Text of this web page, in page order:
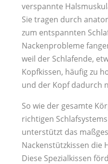
verspannte
Sie tragen durch
zum entspannten
Nackenprobleme
weil der Schlafende,
Kopfkissen, häufig zu
und der Kopf dadurch
So wie der gesamte
richtigen
unterstützt das
Nackenstützkissen die
Diese Spezialkissen